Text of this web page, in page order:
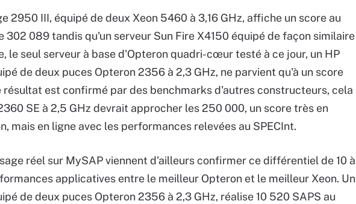
2950 III, équipé de deux Xeon 5460 à 3,16 GHz, affiche un score au
302 089 tandis qu'un serveur Sun Fire X4150 équipé de façon similaire
le seul serveur à base d'Opteron quadri-cœur testé à ce jour, un HP
de deux puces Opteron 2356 à 2,3 GHz, ne parvient qu'à un score
résultat est confirmé par des benchmarks d'autres constructeurs, cela
SE à 2,5 GHz devrait approcher les 250 000, un score très en
mais en ligne avec les performances relevées au SPECInt.
réel sur MySAP viennent d'ailleurs confirmer ce différentiel de 10 à
applicatives entre le meilleur Opteron et le meilleur Xeon. Un
de deux puces Opteron 2356 à 2,3 GHz, réalise 10 520 SAPS au